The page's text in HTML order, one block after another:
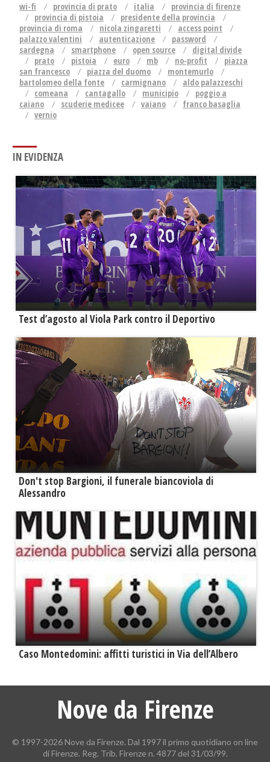
wi-fi provincia di prato italia
provincia di firenze
provincia di pistoia
presidente della provincia
provincia di roma
nicola zingaretti
access point
palazzo valentini
autenticazione
password
sardegna
smartphone open source
digital divide
prato
pistoia euro mb no-profit
piazza
san francesco
piazza del duomo
montemurlo
bartolomeo della fonte
carmignano
aldo palazzeschi
comeana
cantagallo municipio
poggio a
caiano
scuderie medicee vaiano
franco basaglia
vernio
IN EVIDENZA
Test d’agosto al Viola Park contro il Deportivo
Don't stop Bargioni, il funerale biancoviola di
Alessandro
Caso Montedomini: affitti turistici in Via dell’Albero
Nove da Firenze
© 1997-2026 Nove da Firenze. Dal 1997 il primo quotidiano on line
di Firenze. Reg. Trib. Firenze n. 4877 del 31/03/99.